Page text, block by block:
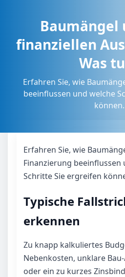
Baumängel
finanziellen
Was
Erfahren Sie, wie
beeinflussen und welche
können.
Erfahren Sie, wie
Finanzierung beeinflussen
Schritte Sie ergreifen
Typische
erkennen
Zu knapp kalkuliertes
Nebenkosten, unklare
oder ein zu kurzes